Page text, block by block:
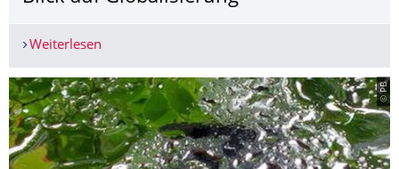
Weiterlesen
© PB